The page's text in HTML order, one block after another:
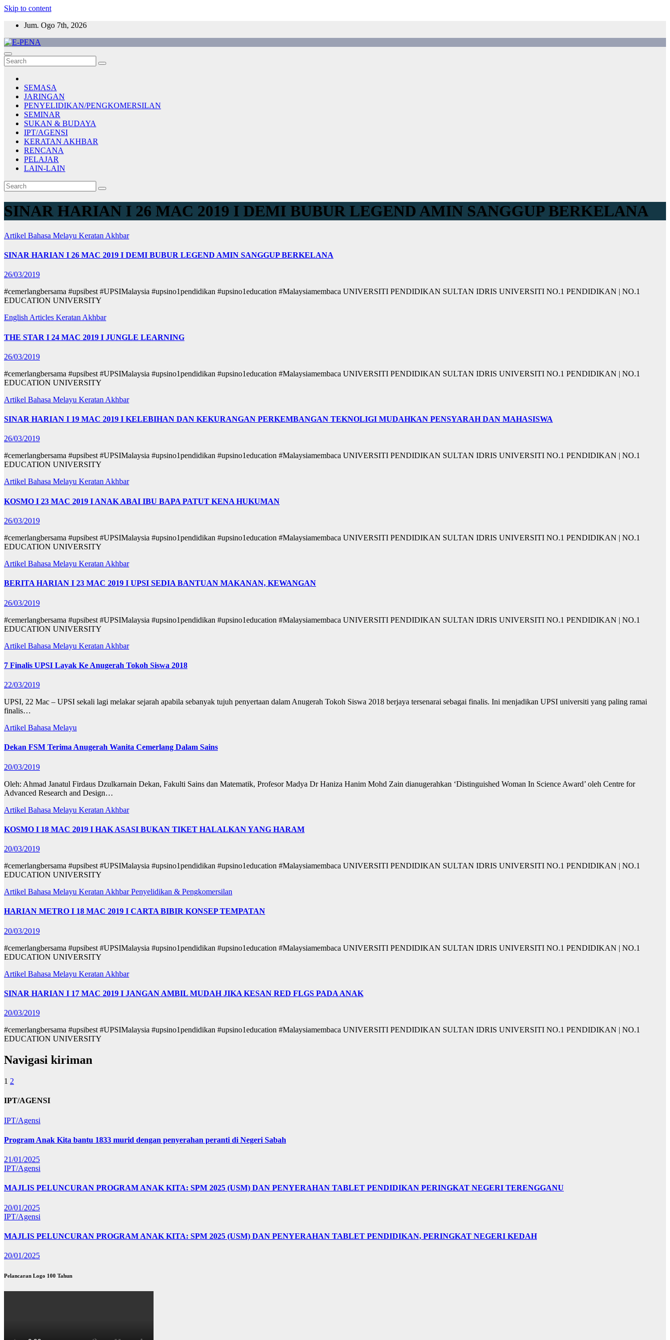
Skip to content
Jum. Ogo 7th, 2026
E-PENA
Berita Digital Terkini
SEMASA
JARINGAN
PENYELIDIKAN/PENGKOMERSILAN
SEMINAR
SUKAN & BUDAYA
IPT/AGENSI
KERATAN AKHBAR
RENCANA
PELAJAR
LAIN-LAIN
SINAR HARIAN I 26 MAC 2019 I DEMI BUBUR LEGEND AMIN SANGGUP BERKELANA
Artikel Bahasa Melayu Keratan Akhbar
SINAR HARIAN I 26 MAC 2019 I DEMI BUBUR LEGEND AMIN SANGGUP BERKELANA
26/03/2019
#cemerlangbersama #upsibest #UPSIMalaysia #upsino1pendidikan #upsino1education #Malaysiamembaca UNIVERSITI PENDIDIKAN SULTAN IDRIS UNIVERSITI NO.1 PENDIDIKAN | NO.1
EDUCATION UNIVERSITY
English Articles Keratan Akhbar
THE STAR I 24 MAC 2019 I JUNGLE LEARNING
26/03/2019
#cemerlangbersama #upsibest #UPSIMalaysia #upsino1pendidikan #upsino1education #Malaysiamembaca UNIVERSITI PENDIDIKAN SULTAN IDRIS UNIVERSITI NO.1 PENDIDIKAN | NO.1
EDUCATION UNIVERSITY
Artikel Bahasa Melayu Keratan Akhbar
SINAR HARIAN I 19 MAC 2019 I KELEBIHAN DAN KEKURANGAN PERKEMBANGAN TEKNOLIGI MUDAHKAN PENSYARAH DAN MAHASISWA
26/03/2019
#cemerlangbersama #upsibest #UPSIMalaysia #upsino1pendidikan #upsino1education #Malaysiamembaca UNIVERSITI PENDIDIKAN SULTAN IDRIS UNIVERSITI NO.1 PENDIDIKAN | NO.1
EDUCATION UNIVERSITY
Artikel Bahasa Melayu Keratan Akhbar
KOSMO I 23 MAC 2019 I ANAK ABAI IBU BAPA PATUT KENA HUKUMAN
26/03/2019
#cemerlangbersama #upsibest #UPSIMalaysia #upsino1pendidikan #upsino1education #Malaysiamembaca UNIVERSITI PENDIDIKAN SULTAN IDRIS UNIVERSITI NO.1 PENDIDIKAN | NO.1
EDUCATION UNIVERSITY
Artikel Bahasa Melayu Keratan Akhbar
BERITA HARIAN I 23 MAC 2019 I UPSI SEDIA BANTUAN MAKANAN, KEWANGAN
26/03/2019
#cemerlangbersama #upsibest #UPSIMalaysia #upsino1pendidikan #upsino1education #Malaysiamembaca UNIVERSITI PENDIDIKAN SULTAN IDRIS UNIVERSITI NO.1 PENDIDIKAN | NO.1
EDUCATION UNIVERSITY
Artikel Bahasa Melayu Keratan Akhbar
7 Finalis UPSI Layak Ke Anugerah Tokoh Siswa 2018
22/03/2019
UPSI, 22 Mac – UPSI sekali lagi melakar sejarah apabila sebanyak tujuh penyertaan dalam Anugerah Tokoh Siswa 2018 berjaya tersenarai sebagai finalis. Ini menjadikan UPSI universiti yang paling ramai
finalis…
Artikel Bahasa Melayu
Dekan FSM Terima Anugerah Wanita Cemerlang Dalam Sains
20/03/2019
Oleh: Ahmad Janatul Firdaus Dzulkarnain Dekan, Fakulti Sains dan Matematik, Profesor Madya Dr Haniza Hanim Mohd Zain dianugerahkan ‘Distinguished Woman In Science Award’ oleh Centre for
Advanced Research and Design…
Artikel Bahasa Melayu Keratan Akhbar
KOSMO I 18 MAC 2019 I HAK ASASI BUKAN TIKET HALALKAN YANG HARAM
20/03/2019
#cemerlangbersama #upsibest #UPSIMalaysia #upsino1pendidikan #upsino1education #Malaysiamembaca UNIVERSITI PENDIDIKAN SULTAN IDRIS UNIVERSITI NO.1 PENDIDIKAN | NO.1
EDUCATION UNIVERSITY
Artikel Bahasa Melayu Keratan AkhbarPenyelidikan & Pengkomersilan
HARIAN METRO I 18 MAC 2019 I CARTA BIBIR KONSEP TEMPATAN
20/03/2019
#cemerlangbersama #upsibest #UPSIMalaysia #upsino1pendidikan #upsino1education #Malaysiamembaca UNIVERSITI PENDIDIKAN SULTAN IDRIS UNIVERSITI NO.1 PENDIDIKAN | NO.1
EDUCATION UNIVERSITY
Artikel Bahasa Melayu Keratan Akhbar
SINAR HARIAN I 17 MAC 2019 I JANGAN AMBIL MUDAH JIKA KESAN RED FLGS PADA ANAK
20/03/2019
#cemerlangbersama #upsibest #UPSIMalaysia #upsino1pendidikan #upsino1education #Malaysiamembaca UNIVERSITI PENDIDIKAN SULTAN IDRIS UNIVERSITI NO.1 PENDIDIKAN | NO.1
EDUCATION UNIVERSITY
Navigasi kiriman
1 2
IPT/AGENSI
IPT/Agensi
Program Anak Kita bantu 1833 murid dengan penyerahan peranti di Negeri Sabah
21/01/2025
IPT/Agensi
MAJLIS PELUNCURAN PROGRAM ANAK KITA: SPM 2025 (USM) DAN PENYERAHAN TABLET PENDIDIKAN PERINGKAT NEGERI TERENGGANU
20/01/2025
IPT/Agensi
MAJLIS PELUNCURAN PROGRAM ANAK KITA: SPM 2025 (USM) DAN PENYERAHAN TABLET PENDIDIKAN, PERINGKAT NEGERI KEDAH
20/01/2025
Pelancaran Logo 100 Tahun